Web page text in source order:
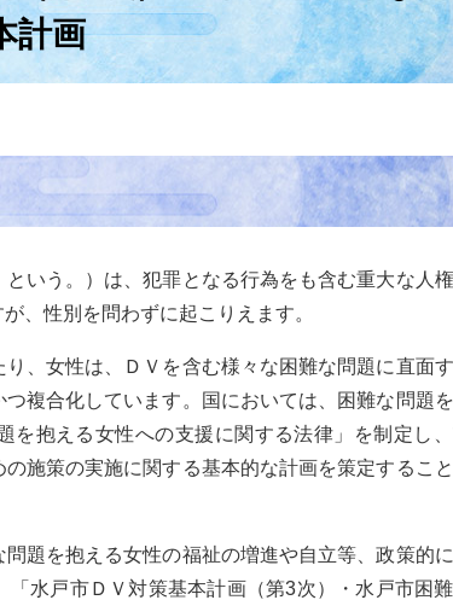
計画
いう。）は、犯罪となる行為をも含む重大な人
、性別を問わずに起こりえます。
、女性は、ＤＶを含む様々な困難な問題に直面
複合化しています。国においては、困難な問題
を抱える女性への支援に関する法律」を制定し
施策の実施に関する基本的な計画を策定するこ
題を抱える女性の福祉の増進や自立等、政策的
水戸市ＤＶ対策基本計画（第3次）・水戸市困